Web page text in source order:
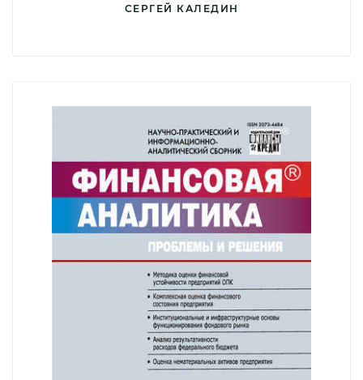
СЕРГЕЙ КАЛЕДИН